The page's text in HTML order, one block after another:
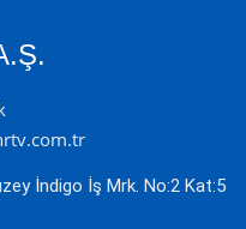
İndigo İş Mrk. No:2 Kat:5